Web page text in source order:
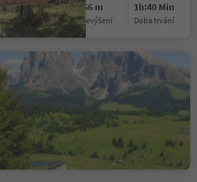
Medium
Obtížnost
266 m
Převýšení
1h:40 Min
doba trvání
Hike to Saltria and along
the Jender valley backt to
Ortisei
Sureghes/Oltretorrente/Sureghes/Überwasser, Kastelruth/Castelrotto, Dolomites Region Seiser Alm
Medium
Obtížnost Převýšení
5h:10 Min
doba trvání